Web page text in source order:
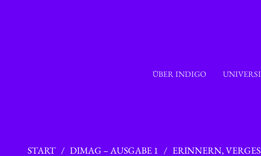
ÜBER INDIGO
START / DIMAG – AUSGABE 1 / ERINNERN,